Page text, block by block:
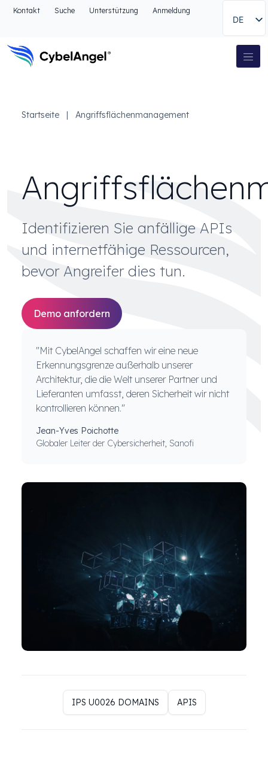
Zum Kopfbereich
Zur Suche gehen
Zum Fußbereich
Kontakt Suche Unterstützung Anmeldung
DE
Hauptnavigation
Startseite | Angriffsflächenmanagement
Identifizieren Sie anfällige APIs
und internetfähige Ressourcen,
bevor Angreifer dies tun.
Demo anfordern
"Mit CybelAngel schaffen wir eine neue
Erkennungsgrenze außerhalb unserer
Architektur, die die Welt unserer Partner und
Lieferanten umfasst, deren Sicherheit wir nicht
kontrollieren können."
Jean-Yves Poichotte
Globaler Leiter der Cybersicherheit, Sanofi
IPS U0026 DOMAINS APIS